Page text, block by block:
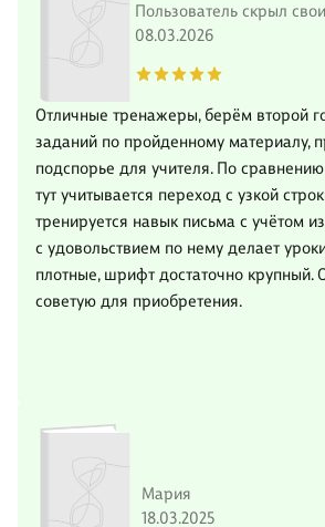
Пользователь скрыл
08.03.2026
Отличные тренажеры, берём второй
заданий по пройденному материалу,
подспорье для учителя. По
тут учитывается переход с узкой
тренируется навык письма с учётом
с удовольствием по нему делает
плотные, шрифт достаточно крупный.
советую для приобретения.
Мария
18.03.2025